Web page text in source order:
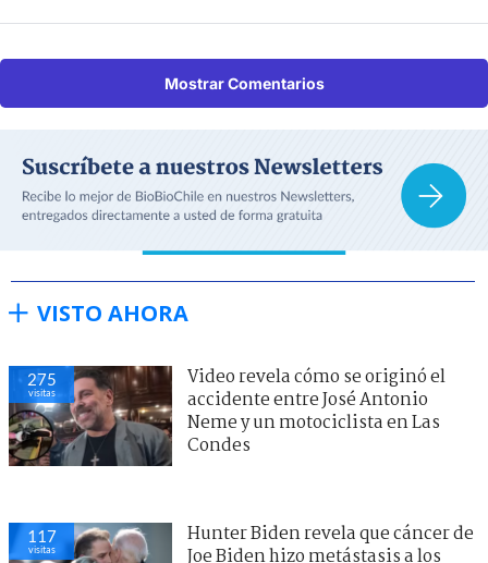
Mostrar Comentarios
VISTO AHORA
275
visitas
Video revela cómo se originó el
accidente entre José Antonio
Neme y un motociclista en Las
Condes
117
visitas
Hunter Biden revela que cáncer de
Joe Biden hizo metástasis a los